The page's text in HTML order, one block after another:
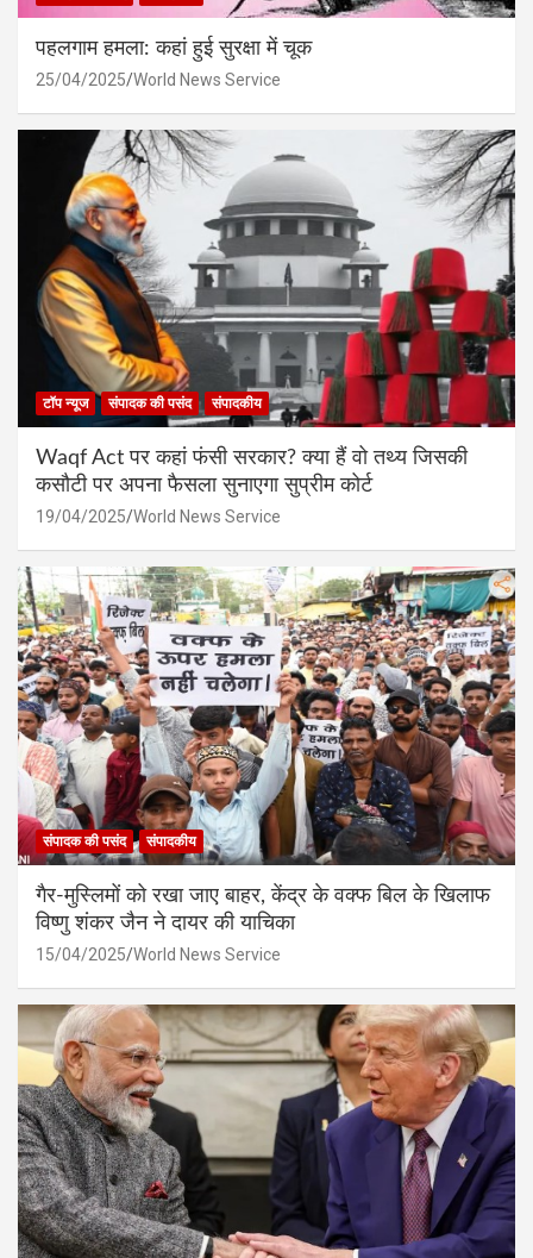
पहलगाम हमला: कहां हुई सुरक्षा में चूक
25/04/2025 World News Service
टॉप न्यूज संपादक की पसंद संपादकीय
Waqf Act पर कहां फंसी सरकार? क्या हैं वो तथ्य जिसकी
कसौटी पर अपना फैसला सुनाएगा सुप्रीम कोर्ट
19/04/2025 World News Service
संपादक की पसंद संपादकीय
गैर-मुस्लिमों को रखा जाए बाहर, केंद्र के वक्फ बिल के खिलाफ
विष्णु शंकर जैन ने दायर की याचिका
15/04/2025 World News Service